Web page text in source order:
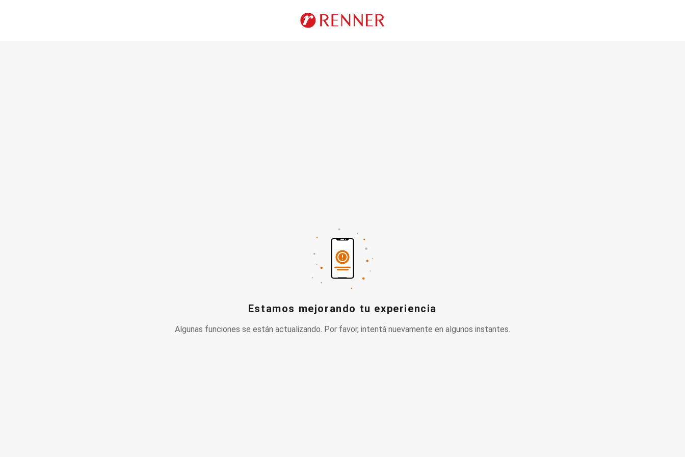
Estamos mejorando tu experiencia
Algunas funciones se están actualizando. Por favor, intentá nuevamente en algunos instantes.